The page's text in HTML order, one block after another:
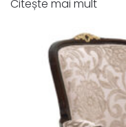
Citește mai mult